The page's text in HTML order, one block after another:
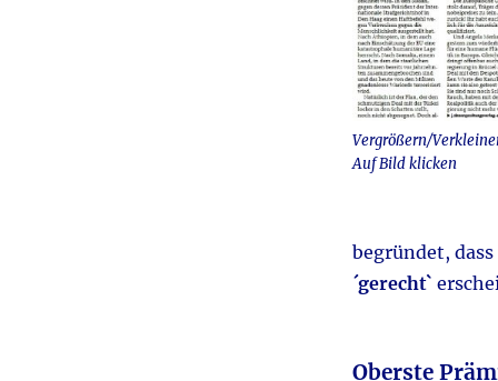
Vergrößern/
Auf Bild klicken
begründet,
´gerecht`
Oberste